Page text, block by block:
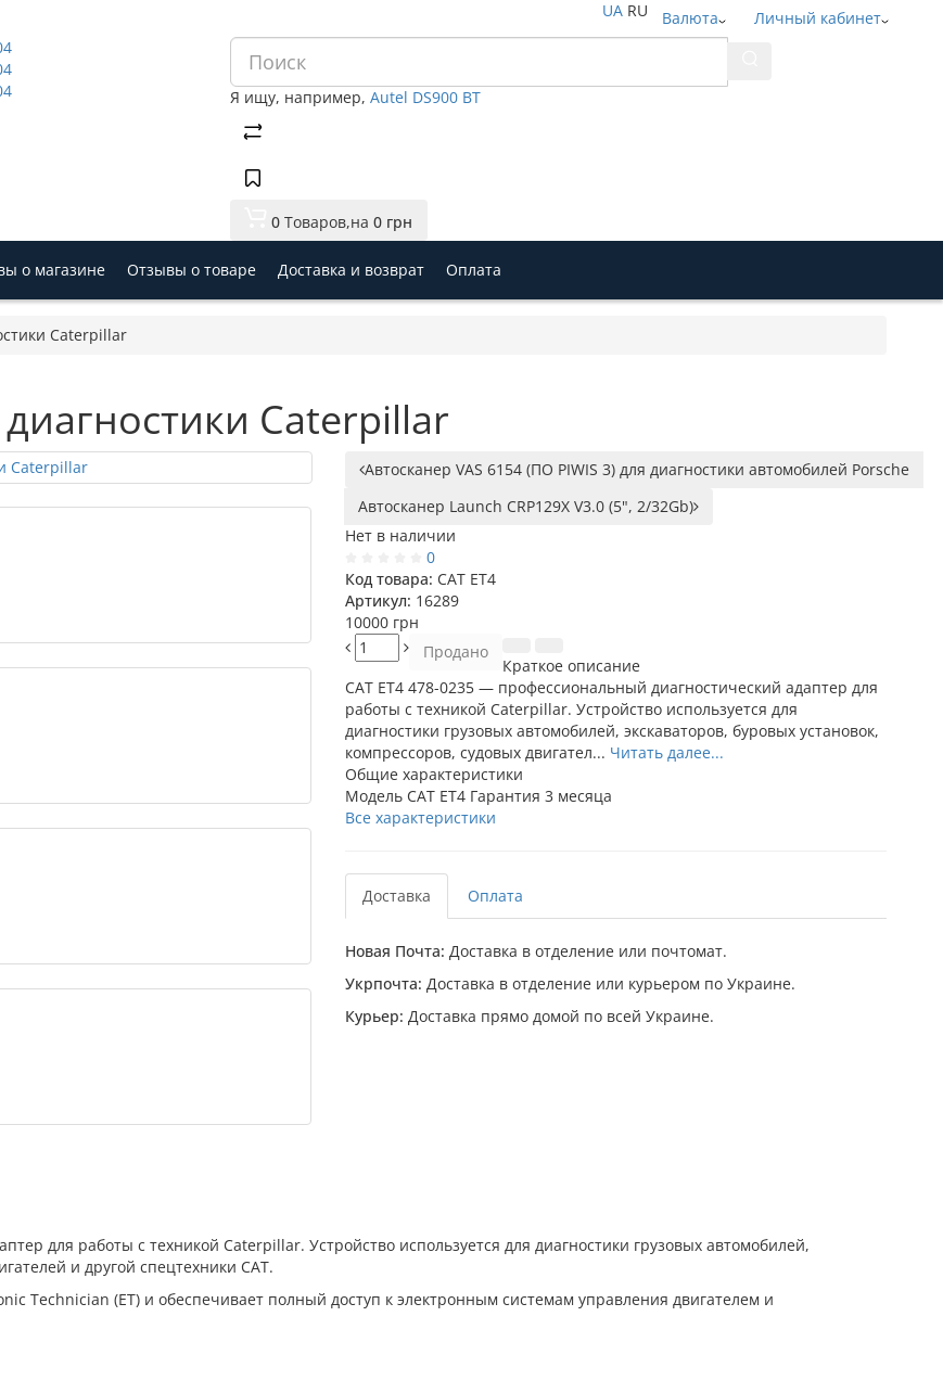
Личный кабинет
Валюта
UA RU
Я ищу, например, Autel DS900 BT
0 Tоваров,на0 грн
о магазине Отзывы о товаре Доставка и возврат Оплата
Caterpillar
Caterpillar
Автосканер VAS 6154 (ПО PIWIS 3) для диагностики автомобилей Porsche
Автосканер Launch CRP129X V3.0 (5", 2/32Gb)
Нет в наличии
0
Код товара: CAT ET4
Артикул: 16289
10000 грн
Продано
Краткое описание
CAT ET4 478-0235 — профессиональный диагностический адаптер для
работы с техникой Caterpillar. Устройство используется для
диагностики грузовых автомобилей, экскаваторов, буровых установок,
компрессоров, судовых двигател... Читать далее...
Общие характеристики
Модель CAT ET4 Гарантия 3 месяца
Все характеристики
Доставка Оплата
Новая Почта: Доставка в отделение или почтомат.
Укрпочта: Доставка в отделение или курьером по Украине.
Курьер: Доставка прямо домой по всей Украине.
для работы с техникой Caterpillar. Устройство используется для диагностики грузовых автомобилей,
и другой спецтехники CAT.
Technician (ET) и обеспечивает полный доступ к электронным системам управления двигателем и